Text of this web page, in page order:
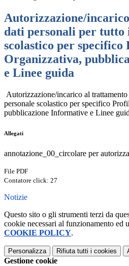
Autorizzazione/
dati personali per tutto
scolastico per
Organizzativa,
e Linee guida
Autorizzazione/incarico al
personale scolastico per specifico
pubblicazione Informative e Linee
Allegati
annotazione_00_circolare per
File PDF
Contatore click: 27
Notizie
Questo sito o gli strumenti terzi da
cookie necessari al funzionamento ed
COOKIE POLICY.
Personalizza Rifiuta tutti i cookies
Gestione cookie